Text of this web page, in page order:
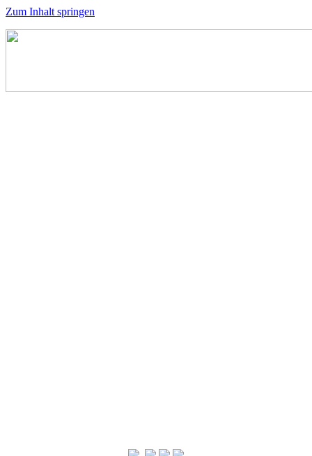
Zum Inhalt springen